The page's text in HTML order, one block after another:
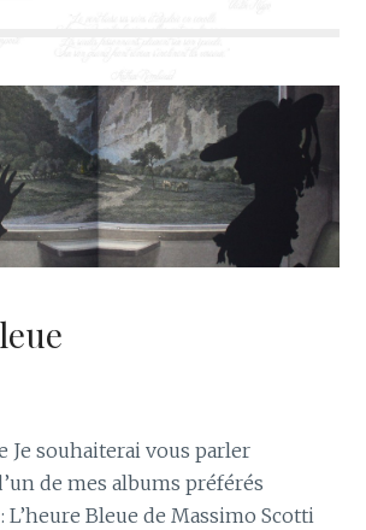
Je souhaiterai vous parler
de mes albums préférés
L’heure Bleue de Massimo Scotti